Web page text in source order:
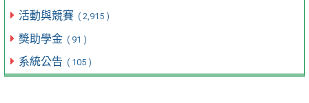
活動與競賽 ( 2,915 )
獎助學金 ( 91 )
系統公告 ( 105 )